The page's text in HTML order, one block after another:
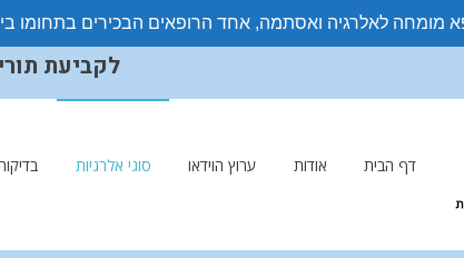
לקביעת תורים
דף הבית אודות ערוץ הוידאו סוגי אלרגיות
מומחה לאלרגיה ואסתמה, אחד הרופאים הבכירים בתחומו